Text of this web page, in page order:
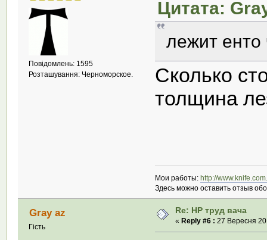
Повідомлень: 1595
Розташування: Черноморское.
Цитата:
лежит енто
Сколько
толщина
Мои работы: http://
Здесь можно оставить отзыв
Gray az
Гість
Re: НР труд вача
« Reply #6 : 27 Вересня